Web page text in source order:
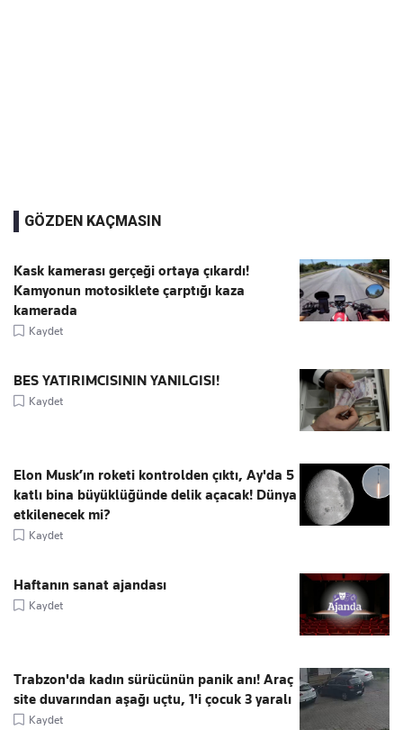
GÖZDEN KAÇMASIN
Kask kamerası gerçeği ortaya çıkardı!
Kamyonun motosiklete çarptığı kaza
kamerada
Kaydet
BES YATIRIMCISININ YANILGISI!
Kaydet
Elon Musk’ın roketi kontrolden çıktı, Ay'da 5
katlı bina büyüklüğünde delik açacak! Dünya
etkilenecek mi?
Kaydet
Haftanın sanat ajandası
Kaydet
Trabzon'da kadın sürücünün panik anı! Araç
site duvarından aşağı uçtu, 1'i çocuk 3 yaralı
Kaydet